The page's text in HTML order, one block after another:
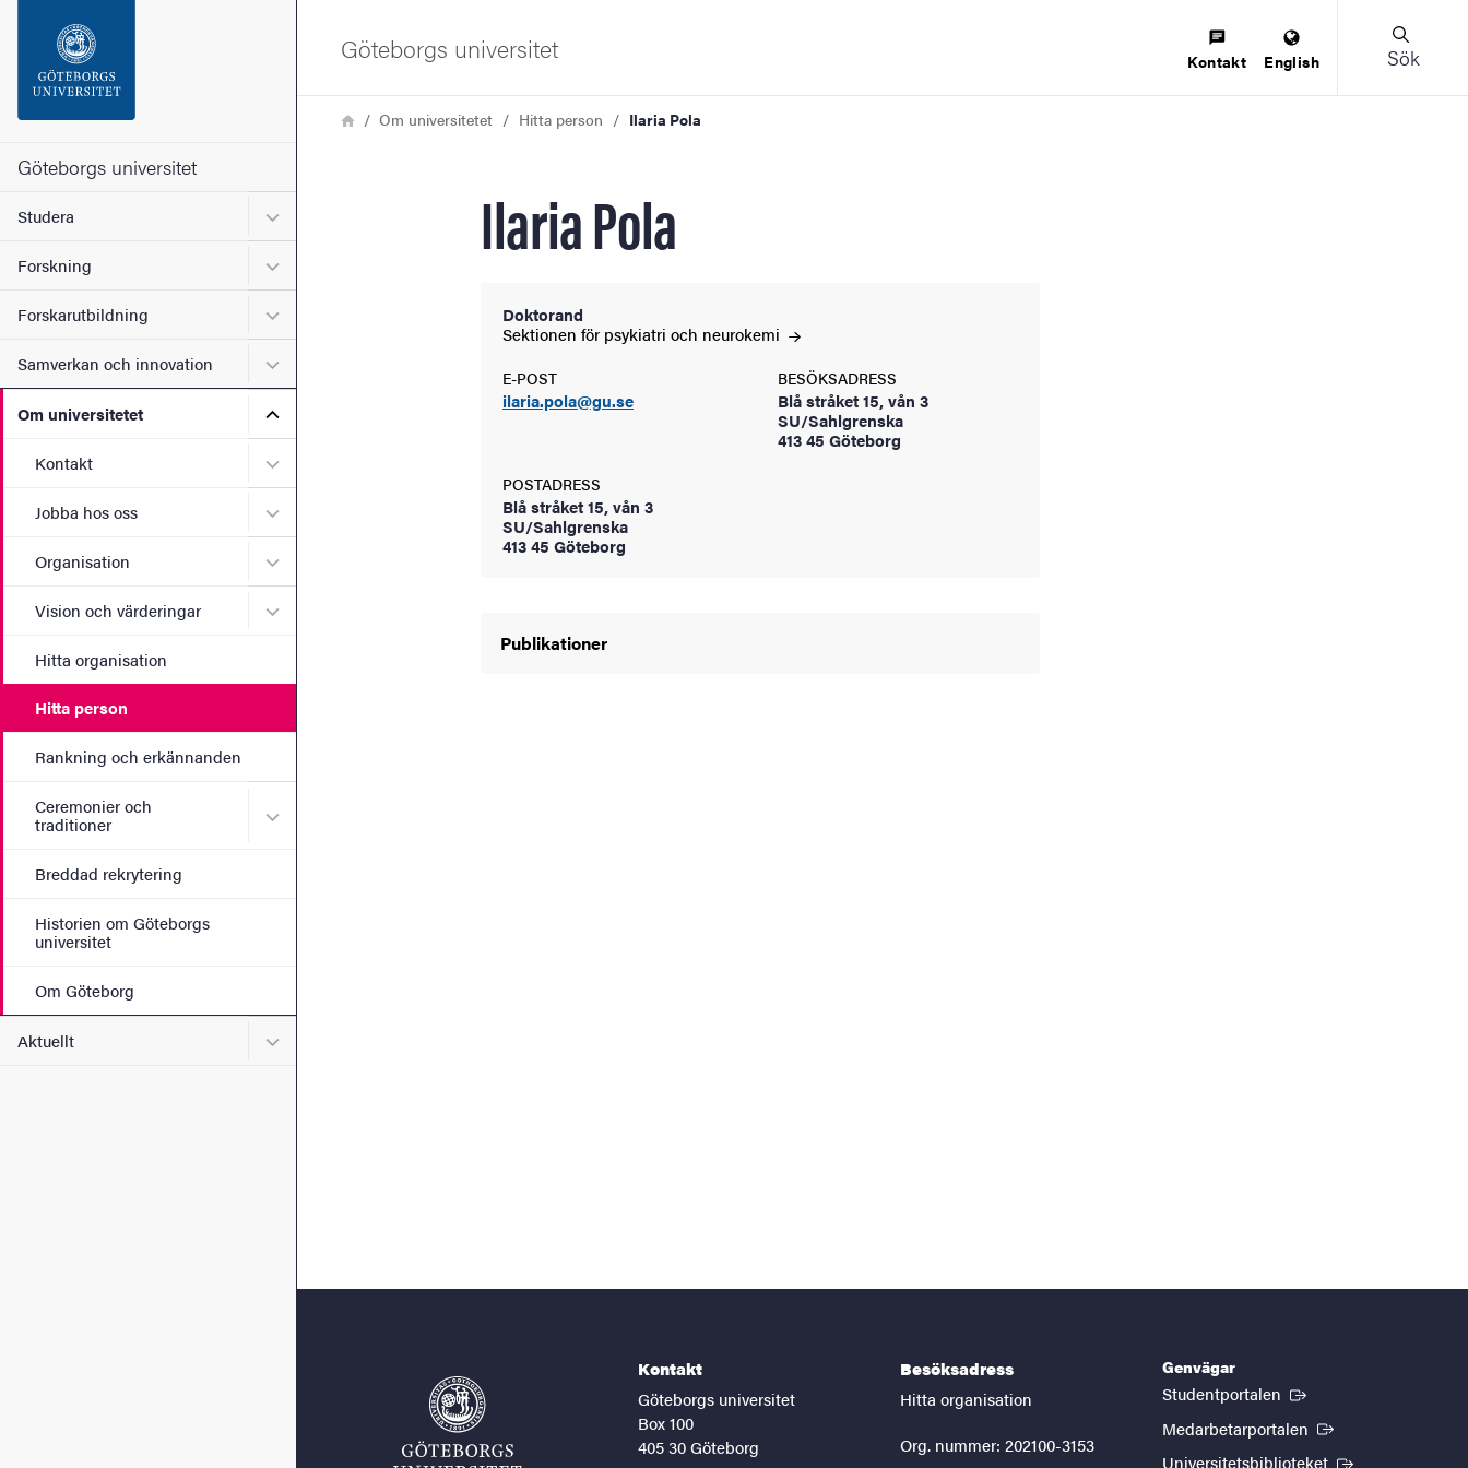
Sidfoten
Om webbplatsen
Göteborgs universitet
Studera Undermeny för Studera
Forskning Undermeny för Forskning
Forskarutbildning Undermeny för Forskarutbildning
Samverkan och innovation Undermeny för Samverkan och innovation
Om universitetet Undermeny för Om universitetet
Kontakt Undermeny för Kontakt
Jobba hos oss Undermeny för Jobba hos oss
Organisation Undermeny för Organisation
Vision och värderingar Undermeny för Vision och värderingar
Hitta organisation
Hitta person
Rankning och erkännanden
Ceremonier och
traditioner
Undermeny för Ceremonier och traditioner
Breddad rekrytering
Historien om Göteborgs
universitet
Om Göteborg
Aktuellt Undermeny för Aktuellt
Göteborgs universitet Kontakt English Sök
LänkstigHemOm universitetet Hitta person Ilaria Pola
Ilaria Pola
Doktorand
Sektionen för psykiatri och neurokemi
E-POST
ilaria.pola@gu.se
BESÖKSADRESS
Blå stråket 15, vån 3
SU/Sahlgrenska
413 45 Göteborg
POSTADRESS
Blå stråket 15, vån 3
SU/Sahlgrenska
413 45 Göteborg
Publikationer
Kontakt
Göteborgs universitet
Box 100
405 30 Göteborg
Besöksadress
Hitta organisation
Org. nummer: 202100-3153
Genvägar
Studentportalen (Extern länk)
Medarbetarportalen (Extern länk)
Universitetsbiblioteket (Extern länk)